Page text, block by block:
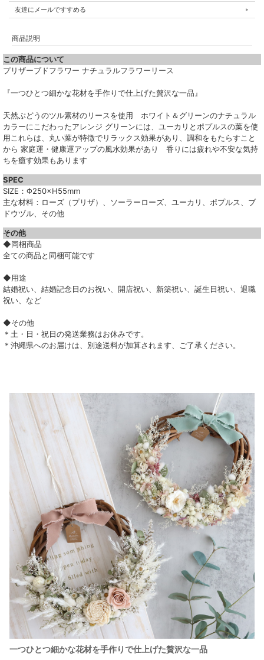
友達にメールですすめる
商品説明
この商品について
プリザーブドフラワー ナチュラルフラワーリース
『一つひとつ細かな花材を手作りで仕上げた贅沢な一品』
天然ぶどうのツル素材のリースを使用 ホワイト＆グリーンのナチュラル
カラーにこだわったアレンジ グリーンには、ユーカリとポプルスの葉を使
用これらは、丸い葉が特徴でリラックス効果があり、調和をもたらすこと
から 家庭運・健康運アップの風水効果があり 香りには疲れや不安な気持
ちを癒す効果もあります
SPEC
SIZE：Φ250×H55mm
主な材料：ローズ（プリザ）、ソーラーローズ、ユーカリ、ポプルス、ブ
ドウヅル、その他
その他
◆同梱商品
全ての商品と同梱可能です
◆用途
結婚祝い、結婚記念日のお祝い、開店祝い、新築祝い、誕生日祝い、退職
祝い、など
◆その他
＊土・日・祝日の発送業務はお休みです。
＊沖縄県へのお届けは、別途送料が加算されます、ご了承ください。
一つひとつ細かな花材を手作りで仕上げた贅沢な一品